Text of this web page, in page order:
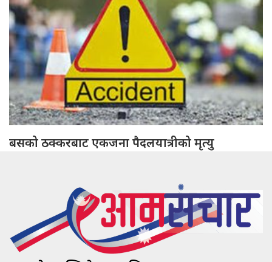
बसको ठक्करबाट एकजना पैदलयात्रीको मृत्यु